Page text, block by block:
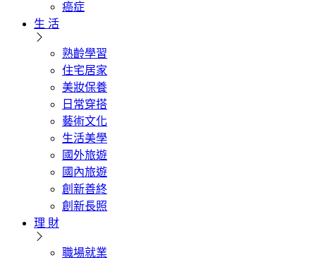
癌症
生 活
熟齡學習
住宅居家
美妝保養
日常穿搭
藝術文化
生活美學
國外旅遊
國內旅遊
創新善終
創新長照
理 財
職場就業